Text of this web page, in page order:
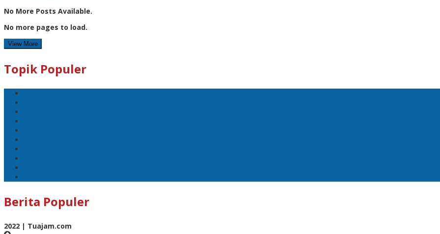
No More Posts Available.
No more pages to load.
View More
Topik Populer
Berita Populer
2022 | Tuajam.com